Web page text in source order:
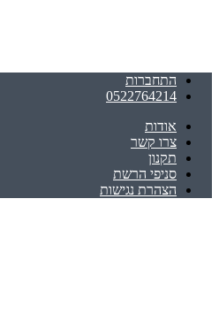
התחברות
0522764214
אודות
צרו קשר
תקנון
סניפי הרשת
הצהרת נגישות